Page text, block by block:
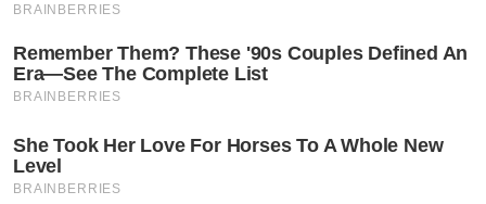
BRAINBERRIES
Remember Them? These '90s Couples Defined An
Era—See The Complete List
BRAINBERRIES
She Took Her Love For Horses To A Whole New
Level
BRAINBERRIES